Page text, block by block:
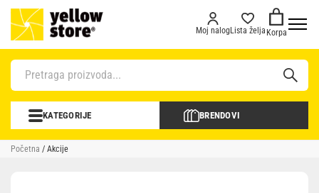
Moj nalogLista želja Korpa
KATEGORIJE BRENDOVI
Početna / Akcije